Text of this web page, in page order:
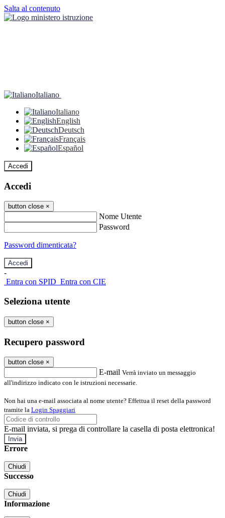
Salta al contenuto
Italiano
Italiano
English
Deutsch
Français
Español
Accedi
Accedi
button close ×
Nome Utente
Password
Password dimenticata?
-
Entra con SPID Entra con CIE
Seleziona utente
button close ×
Recupero password
button close ×
E-mail Verrà inviato un messaggio
all'indirizzo indicato con le istruzioni necessarie.
Non hai una e-mail associata al nome utente? Effettua il reset della password
tramite la Login Spaggiari
E-mail inviata, si prega di controllare la casella di posta elettronica!
Errore
Chiudi
Successo
Chiudi
Informazione